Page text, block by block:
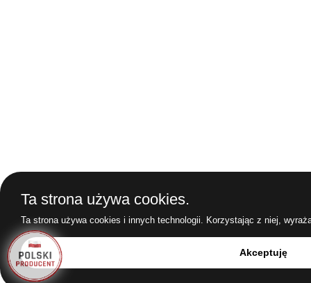
Ta strona używa cookies.
Ta strona używa cookies i innych technologii. Korzystając z niej,
Akceptuję